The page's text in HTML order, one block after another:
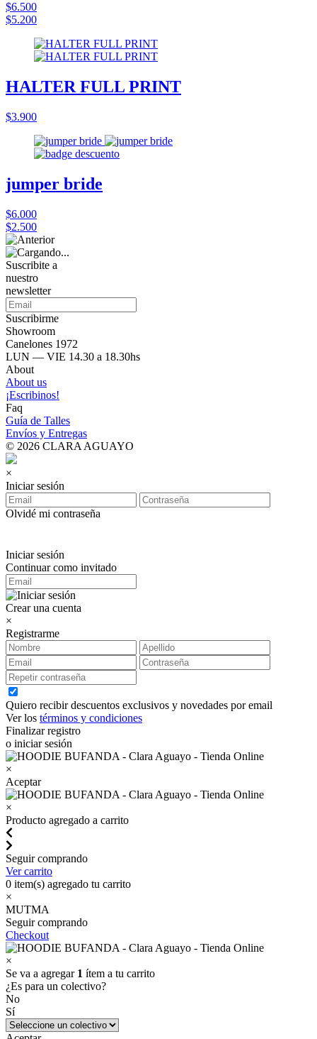
$6.500
$5.200
HALTER FULL PRINT
$3.900
jumper bride
$6.000
$2.500
Suscribite a
nuestro
newsletter
Suscribirme
Showroom
Canelones 1972
LUN — VIE 14.30 a 18.30hs
About
About us
¡Escribinos!
Faq
Guía de Talles
Envíos y Entregas
© 2026 CLARA AGUAYO
×
Iniciar sesión
Olvidé mi contraseña
Iniciar sesión
Continuar como invitado
Crear una cuenta
×
Registrarme
Quiero recibir descuentos exclusivos y novedades por email
Ver los términos y condiciones
Finalizar registro
o iniciar sesión
×
Aceptar
×
Producto agregado a carrito
Seguir comprando
Ver carrito
0 item(s) agregado tu carrito
×
MUTMA
Seguir comprando
Checkout
×
Se va a agregar 1 ítem a tu carrito
¿Es para un colectivo?
No
Sí